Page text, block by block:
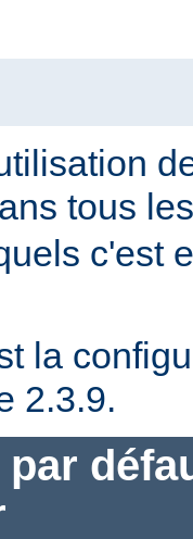
tous
c'est
la
2.3.9.